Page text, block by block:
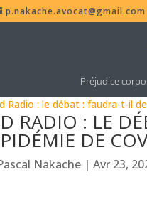
p.nakache.avocat@gmail.com
Préjudice
RADIO : LE
DE
Nakache |Avr 23,